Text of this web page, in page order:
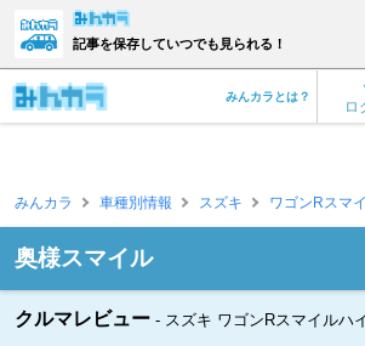
記事を保存していつでも見られる！
ロ
みんカラとは？
みんカラ 車種別情報 スズキ ワゴンRスマ
奥様スマイル
クルマレビュー スズキ ワゴンRスマイルハ